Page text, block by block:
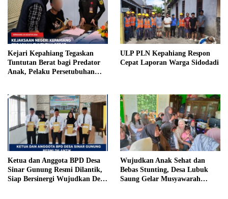
Kejari Kepahiang Tegaskan
Tuntutan Berat bagi Predator
Anak, Pelaku Persetubuhan
Penjara
ULP PLN Kepahiang Respon
Cepat Laporan Warga Sidodadi
Ketua dan Anggota BPD Desa
Sinar Gunung Resmi Dilantik,
Siap Bersinergi Wujudkan Desa
Wujudkan Anak Sehat dan
Bebas Stunting, Desa Lubuk
Saung Gelar Musyawarah